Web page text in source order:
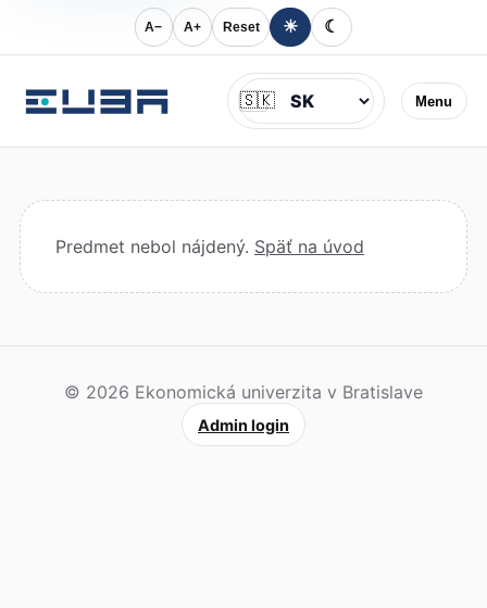
A− A+ Reset ☀ ☾
Menu
Jazyk
🇸🇰
Predmet nebol nájdený. Späť na úvod
© 2026 Ekonomická univerzita v Bratislave
Admin login